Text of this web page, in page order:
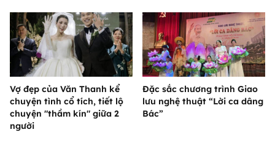
Vợ đẹp của Văn Thanh kể
chuyện tình cổ tích, tiết lộ
chuyện "thầm kín" giữa 2
người
Đặc sắc chương trình Giao
lưu nghệ thuật “Lời ca dâng
Bác”